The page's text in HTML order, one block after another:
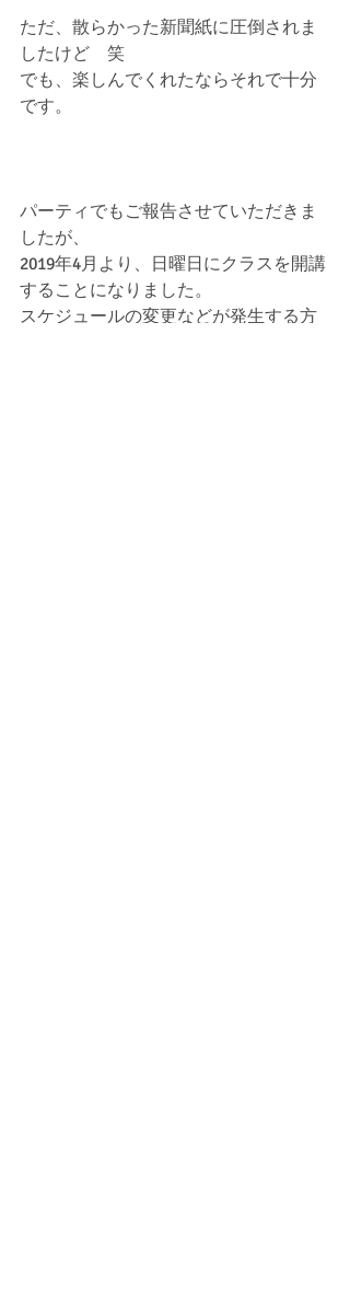
ただ、散らかった新聞紙に圧倒されま
したけど　笑
でも、楽しんでくれたならそれで十分
です。
パーティでもご報告させていただきま
したが、
2019年4月より、日曜日にクラスを開講
することになりました。
スケジュールの変更などが発生する方